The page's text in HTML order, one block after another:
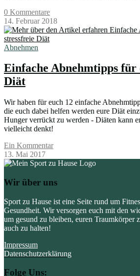
0 Kommentare
14. Februar 2018
Abnehmen
Einfache Abnehmtipps für
Diät
Wir haben für euch 12 einfache
die euch dabei helfen werden eure Diät
Hunger verrückt zu werden - Diäten kann
vielleicht denkt!
Ein Kommentar
13. Mai 2017
Wir über uns
Sport zu Hause ist eine Seite rund um
Gesundheit. Wir versorgen euch mit den
um gesund zu bleiben, euren Traumkörper
auch zu halten!
Impressum
Datenschutzerklärung
Folge Uns: